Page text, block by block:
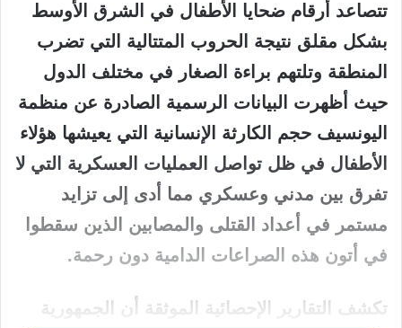
تتصاعد أرقام ضحايا الأطفال في الشرق الأوسط
بشكل مقلق نتيجة الحروب المتتالية التي تضرب
المنطقة وتلتهم براءة الصغار في مختلف الدول
حيث أظهرت البيانات الرسمية الصادرة عن منظمة
اليونسيف حجم الكارثة الإنسانية التي يعيشها هؤلاء
الأطفال في ظل تواصل العمليات العسكرية التي لا
تفرق بين مدني وعسكري مما أدى إلى تزايد
مستمر في أعداد القتلى والمصابين الذين سقطوا
في أتون هذه الصراعات الدامية دون رحمة.
تكشف التقارير الإحصائية الموثقة أن الجمهورية